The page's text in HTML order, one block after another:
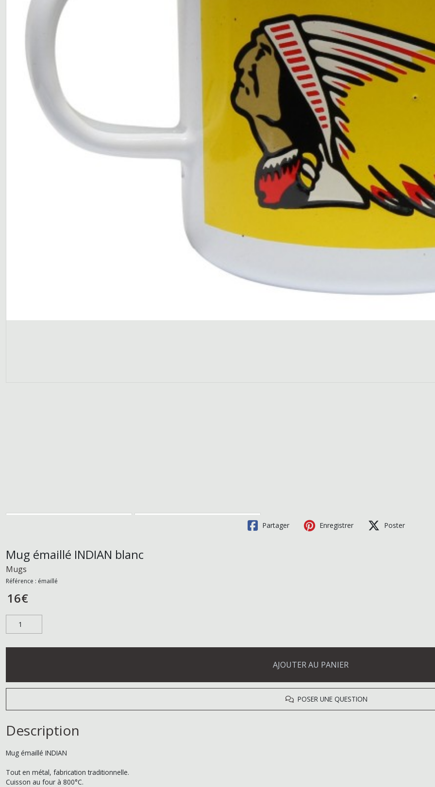
Partager Enregistrer Poster
Mug émaillé INDIAN blanc
Mugs
Référence : émaillé
16€
AJOUTER AU PANIER
POSER UNE QUESTION
Description
Mug émaillé INDIAN
Tout en métal, fabrication traditionnelle.
Cuisson au four à 800°C.